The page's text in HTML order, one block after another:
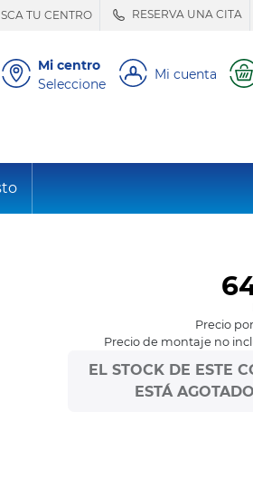
TU CENTRO RESERVA UNA CITA
Mi centro
Seleccione
Mi cuenta
Precio
Precio de montaje no
EL STOCK DE ESTE
ESTÁ AGOTADO